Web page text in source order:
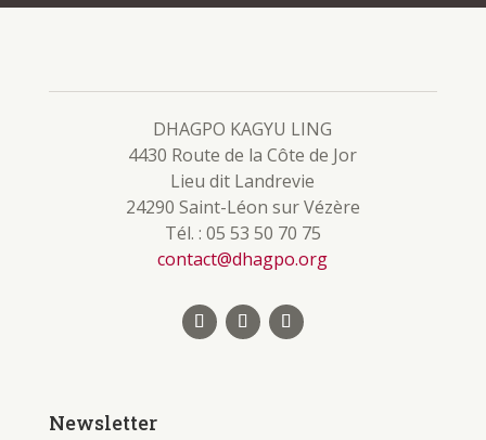
DHAGPO KAGYU LING
4430 Route de la Côte de Jor
Lieu dit Landrevie
24290 Saint-Léon sur Vézère
Tél. : 05 53 50 70 75
contact@dhagpo.org
Newsletter